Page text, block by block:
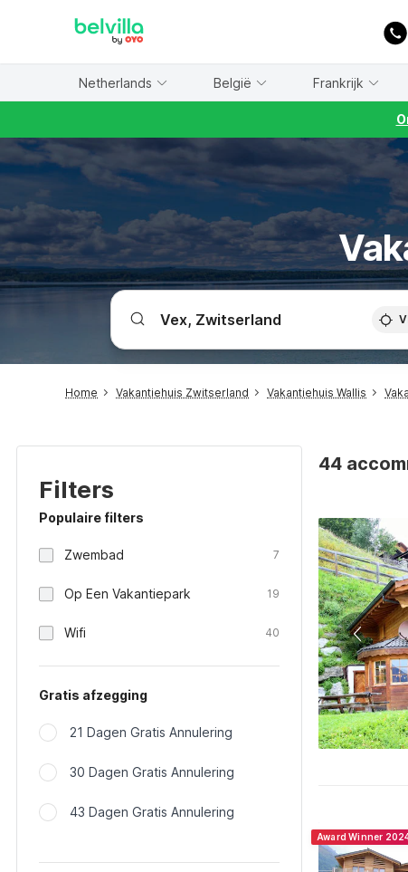
Netherlands België Frankrijk
Home Vakantiehuis Zwitserland Vakantiehuis Wallis
Filters
Populaire filters
Zwembad 7
Op Een Vakantiepark 19
Wifi 40
Gratis afzegging
21 Dagen Gratis Annulering
30 Dagen Gratis Annulering
43 Dagen Gratis Annulering
44
Award Winner